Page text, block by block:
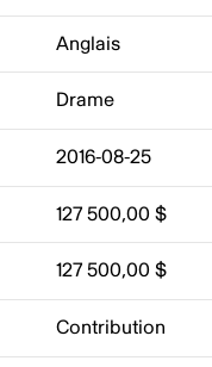
Anglais
Drame
2016-08-25
127 500,00 $
127 500,00 $
Contribution